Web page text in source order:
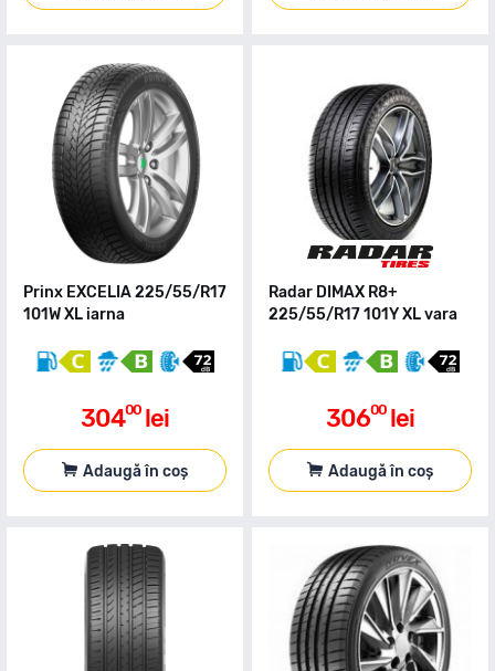
Prinx EXCELIA 225/55/R17
101W XL iarna
30400 lei
Adaugă în coș
Radar DIMAX R8+
225/55/R17 101Y XL vara
30600 lei
Adaugă în coș